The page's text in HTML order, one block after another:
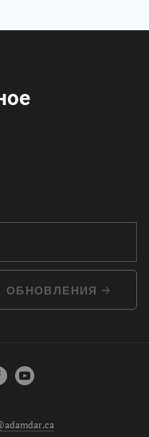
ОБНОВЛЕНИЯ